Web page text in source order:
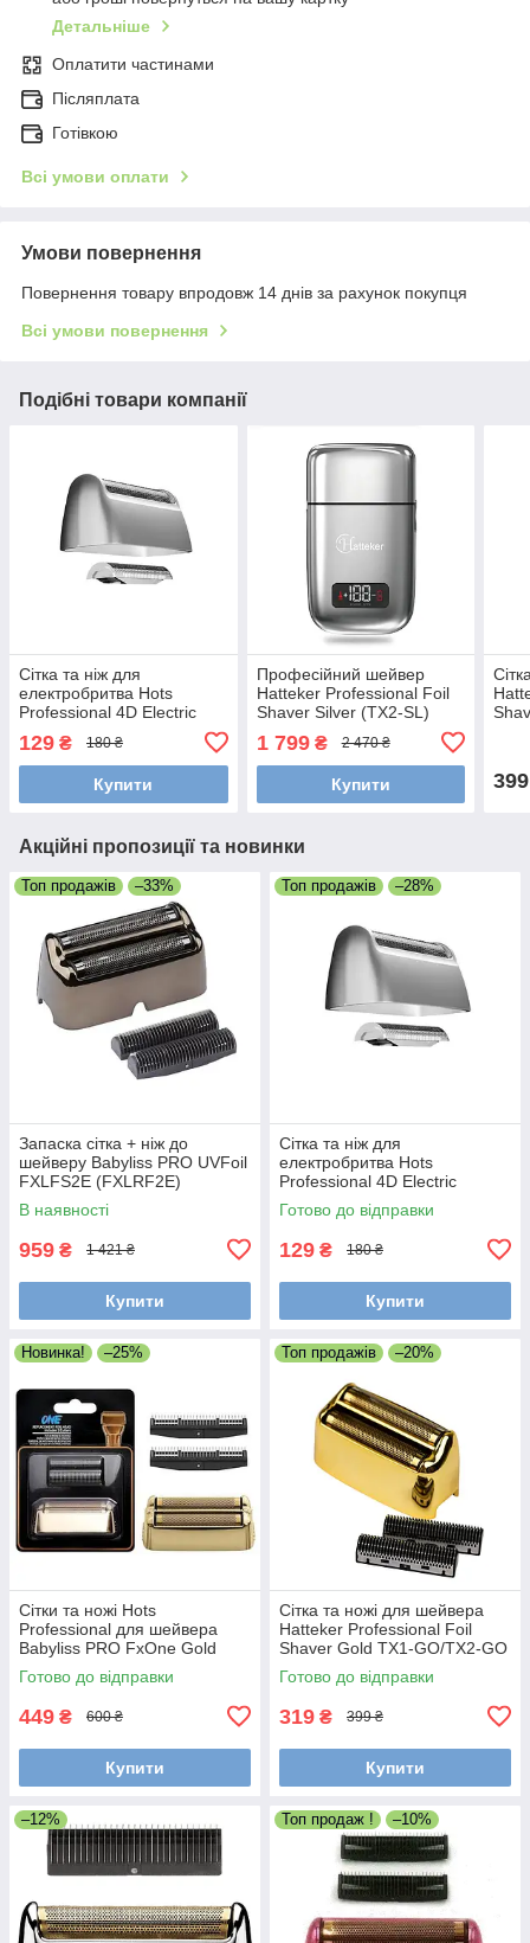
Детальніше
Оплатити частинами
Післяплата
Готівкою
Всі умови оплати
Умови повернення
Повернення товару впродовж 14 днів за рахунок покупця
Всі умови повернення
Подібні товари компанії
Сітка та ніж для
електробритва Hots
Professional 4D Electric
Shaver LK-1900 (LK-1900-
001)
129 ₴ 180 ₴
Купити
Професійний шейвер
Hatteker Professional Foil
Shaver Silver (TX2-SL)
1 799₴ 2 470 ₴
Купити 399
Акційні пропозиції та новинки
Топ продажів –33%
Запаска сітка + ніж до
шейверу Babyliss PRO UVFoil
FXLFS2E (FXLRF2E)
В наявності
959 ₴ 1 421 ₴
Купити
Топ продажів –28%
Сітка та ніж для
електробритва Hots
Professional 4D Electric
Shaver LK-1900 (LK-1900-
001)
Готово до відправки
129 ₴ 180 ₴
Купити
Новинка! –25%
Сітки та ножі Hots
Professional для шейвера
Babyliss PRO FxOne Gold
FX79FSGE (HP-FX79RF2GE)
Готово до відправки
449 ₴ 600 ₴
Купити
Топ продажів –20%
Сітка та ножі для шейвера
Hatteker Professional Foil
Shaver Gold TX1-GO/TX2-GO
(TX2-02-GO)
Готово до відправки
319 ₴ 399 ₴
Купити
–12% Топ продаж ! –10%